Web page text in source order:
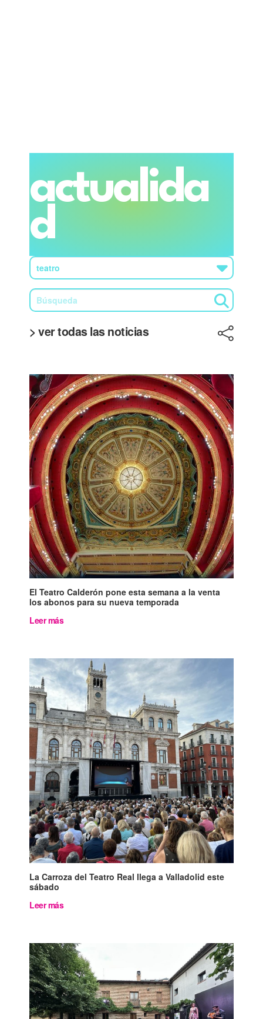
actualida
d
> ver todas las noticias
El Teatro Calderón pone esta semana a la venta
los abonos para su nueva temporada
Leer más
La Carroza del Teatro Real llega a Valladolid este
sábado
Leer más